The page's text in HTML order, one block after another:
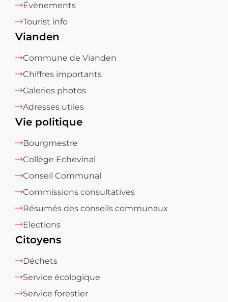
Évènements
Tourist info
Vianden
Commune de Vianden
Chiffres importants
Galeries photos
Adresses utiles
Vie politique
Bourgmestre
Collège Echevinal
Conseil Communal
Commissions consultatives
Résumés des conseils communaux
Elections
Citoyens
Déchets
Service écologique
Service forestier